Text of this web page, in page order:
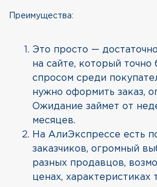
Преимущества:
Это просто —
на сайте, который точно
спросом среди
нужно оформить заказ,
Ожидание займет от
месяцев.
На АлиЭкспрессе есть
заказчиков, огромный
разных продавцов,
ценах, характеристиках